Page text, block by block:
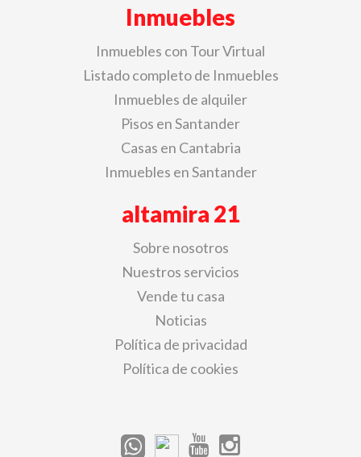
Inmuebles
Inmuebles con Tour Virtual
Listado completo de Inmuebles
Inmuebles de alquiler
Pisos en Santander
Casas en Cantabria
Inmuebles en Santander
altamira 21
Sobre nosotros
Nuestros servicios
Vende tu casa
Noticias
Política de privacidad
Política de cookies